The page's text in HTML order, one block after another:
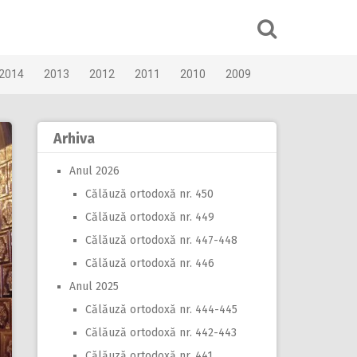
2013 2012 2011 2010 2009
Arhiva
Anul 2026
Călăuză ortodoxă nr. 450
Călăuză ortodoxă nr. 449
Călăuză ortodoxă nr. 447-448
Călăuză ortodoxă nr. 446
Anul 2025
Călăuză ortodoxă nr. 444-445
Călăuză ortodoxă nr. 442-443